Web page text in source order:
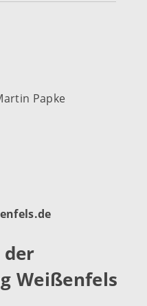
Papke
Weißenfels